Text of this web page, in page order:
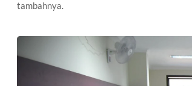
tambahnya.